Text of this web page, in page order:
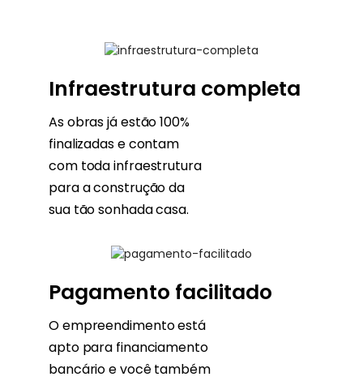
Infraestrutura completa
As obras já estão 100%
finalizadas e contam
com toda infraestrutura
para a construção da
sua tão sonhada casa.
Pagamento facilitado
O empreendimento está
apto para financiamento
bancário e você também